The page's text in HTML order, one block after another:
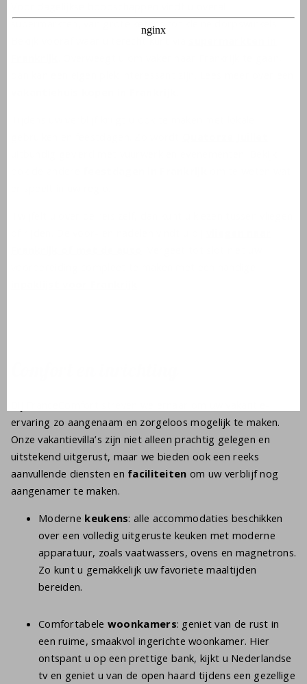
supermarkten, van grote ketens tot kleine dorpswinkels.
ervaring zo aangenaam en zorgeloos mogelijk te maken.
Onze vakantievilla’s zijn niet alleen prachtig gelegen en
uitstekend uitgerust, maar we bieden ook een reeks
aanvullende diensten en faciliteiten om uw verblijf nog
aangenamer te maken.
Moderne keukens: alle accommodaties beschikken
over een volledig uitgeruste keuken met moderne
apparatuur, zoals vaatwassers, ovens en magnetrons.
Zo kunt u gemakkelijk uw favoriete maaltijden
bereiden.
Comfortabele woonkamers: geniet van de rust in
een ruime, smaakvol ingerichte woonkamer. Hier
ontspant u op een prettige bank, kijkt u Nederlandse
tv en geniet u van de open haard tijdens een gezellige